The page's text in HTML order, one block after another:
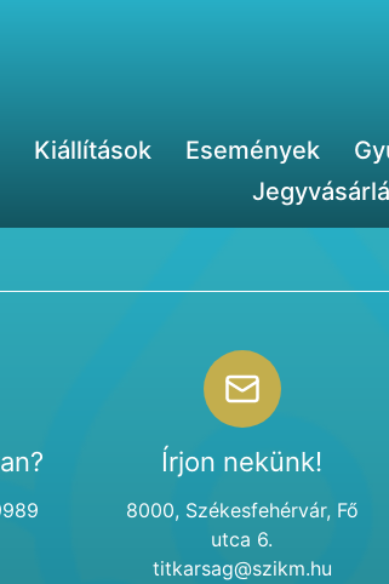
Kiállítások Események
Írjon nekünk!
8000, Székesfehérvár, Fő
utca 6.
titkarsag@szikm.hu